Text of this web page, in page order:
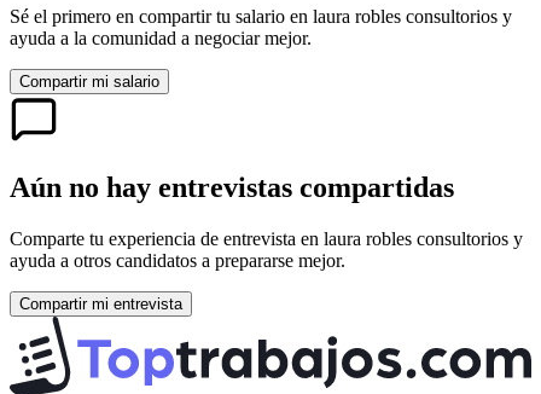
Sé el primero en compartir tu salario en laura robles consultorios y
ayuda a la comunidad a negociar mejor.
Compartir mi salario
Aún no hay entrevistas compartidas
Comparte tu experiencia de entrevista en laura robles consultorios y
ayuda a otros candidatos a prepararse mejor.
Compartir mi entrevista